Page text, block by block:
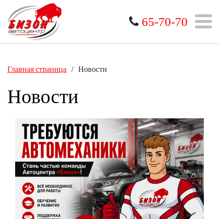
65-70-70
Главная страница / Новости
Новости